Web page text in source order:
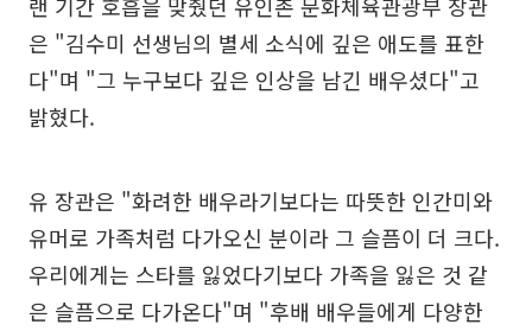
은 "김수미 선생님의 별세 소식에 깊은 애도를 표한
다"며 "그 누구보다 깊은 인상을 남긴 배우셨다"고
밝혔다.
유 장관은 "화려한 배우라기보다는 따뜻한 인간미와
유머로 가족처럼 다가오신 분이라 그 슬픔이 더 크다.
우리에게는 스타를 잃었다기보다 가족을 잃은 것 같
은 슬픔으로 다가온다"며 "후배 배우들에게 다양한